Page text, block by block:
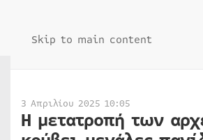
Skip to main content
3 Απριλίου 2025 10:05
Η μετατροπή των